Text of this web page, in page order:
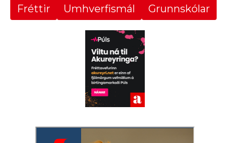
Fréttir Umhverfismál Grunnskólar